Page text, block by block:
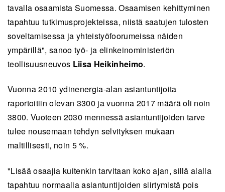
tavalla osaamista Suomessa. Osaamisen kehittyminen
tapahtuu tutkimusprojekteissa, niistä saatujen tulosten
soveltamisessa ja yhteistyöfoorumeissa näiden
ympärillä", sanoo työ- ja elinkeinoministeriön
teollisuusneuvos Liisa Heikinheimo.
Vuonna 2010 ydinenergia-alan asiantuntijoita
raportoitiin olevan 3300 ja vuonna 2017 määrä oli noin
3800. Vuoteen 2030 mennessä asiantuntijoiden tarve
tulee nousemaan tehdyn selvityksen mukaan
maltillisesti, noin 5 %.
"Lisää osaajia kuitenkin tarvitaan koko ajan, sillä alalla
tapahtuu normaalia asiantuntijoiden siirtymistä pois